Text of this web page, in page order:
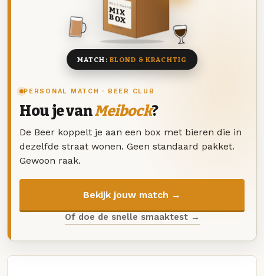
PERSONAL MATCH · BEER CLUB
Hou je vanMeibock?
De Beer koppelt je aan een box met bieren die in
dezelfde straat wonen. Geen standaard pakket.
Gewoon raak.
Bekijk jouw match →
Of doe de snelle smaaktest →
DEZE MAAND
MIX
BOX
8 BIEREN
MATCH: BLOND & KRACHTIG